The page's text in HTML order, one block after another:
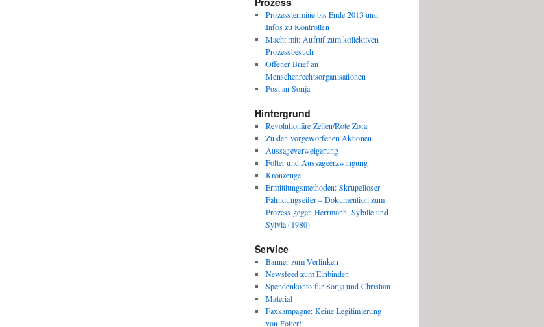
Prozesstermine bis Ende 2013 und
Infos zu Kontrollen
Macht mit: Aufruf zum kollektiven
Prozessbesuch
Offener Brief an
Menschenrechtsorganisationen
Post an Sonja
Hintergrund
Revolutionäre Zellen/Rote Zora
Zu den vorgeworfenen Aktionen
Aussageverweigerung
Folter und Aussageerzwingung
Kronzeuge
Ermittlungsmethoden: Skrupelloser
Fahndungseifer – Dokumention zum
Prozess gegen Herrmann, Sybille und
Sylvia (1980)
Service
Banner zum Verlinken
Newsfeed zum Einbinden
Spendenkonto für Sonja und Christian
Material
Faxkampagne: Keine Legitimierung
von Folter!